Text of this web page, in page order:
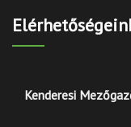
Kenderesi